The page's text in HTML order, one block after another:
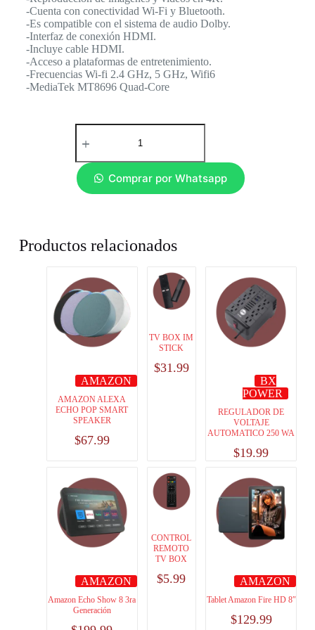
-Cuenta con conectividad Wi-Fi y Bluetooth.
-Es compatible con el sistema de audio Dolby.
-Interfaz de conexión HDMI.
-Incluye cable HDMI.
-Acceso a plataformas de entretenimiento.
-Frecuencias Wi-fi 2.4 GHz, 5 GHz, Wifi6
-MediaTek MT8696 Quad-Core
Comprar por Whatsapp
Productos relacionados
AMAZON
AMAZON ALEXA
ECHO POP SMART
SPEAKER
$67.99
TV BOX IM
STICK
$31.99
BX
POWER
REGULADOR DE
VOLTAJE
AUTOMATICO 250 WA
$19.99
AMAZON
Amazon Echo Show 8 3ra
Generación
CONTROL
REMOTO
TV BOX
$5.99 AMAZON
Tablet Amazon Fire HD 8″
$129.99